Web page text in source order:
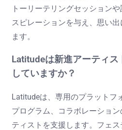
トーリーテリングセッション
スピレーションを与え、思い
ます。
Latitudeは新進アーティ
していますか？
Latitudeは、専用のプラットフ
プログラム、コラボレーショ
ティストを支援します。フェ